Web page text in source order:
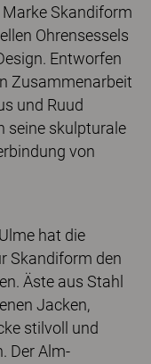
Marke Skandiform
Ohrensessels
Entworfen
Zusammenarbeit
und Ruud
seine skulpturale
von
hat die
Skandiform den
Äste aus Stahl
Jacken,
stilvoll und
Der Alm-